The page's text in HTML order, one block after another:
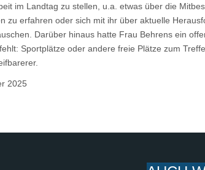
im Landtag zu stellen, u.a. etwas über die
zu erfahren oder sich mit ihr über aktuelle
Darüber hinaus hatte Frau Behrens ein
Sportplätze oder andere freie Plätze zum
2025